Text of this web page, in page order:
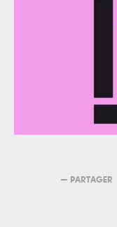
— PARTAGER